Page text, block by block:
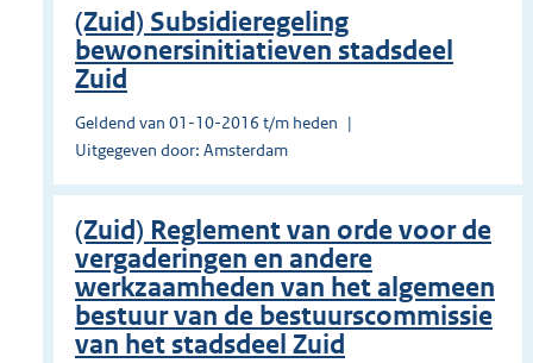
(Zuid) Subsidieregeling
bewonersinitiatieven stadsdeel
Zuid
Geldend van 01-10-2016 t/m heden
Uitgegeven door: Amsterdam
(Zuid) Reglement van orde voor de
vergaderingen en andere
werkzaamheden van het algemeen
bestuur van de bestuurscommissie
van het stadsdeel Zuid